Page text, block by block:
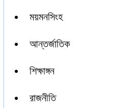
ময়মনসিংহ
আন্তর্জাতিক
শিক্ষাঙ্গন
রাজনীতি